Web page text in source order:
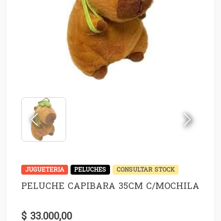
JUGUETERIA PELUCHES CONSULTAR STOCK
PELUCHE CAPIBARA 35CM C/MOCHILA
$ 33.000,00